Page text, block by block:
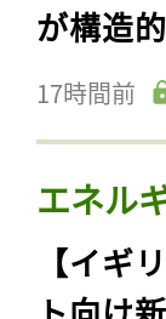
が構造
17時間前
エネル
【イギ